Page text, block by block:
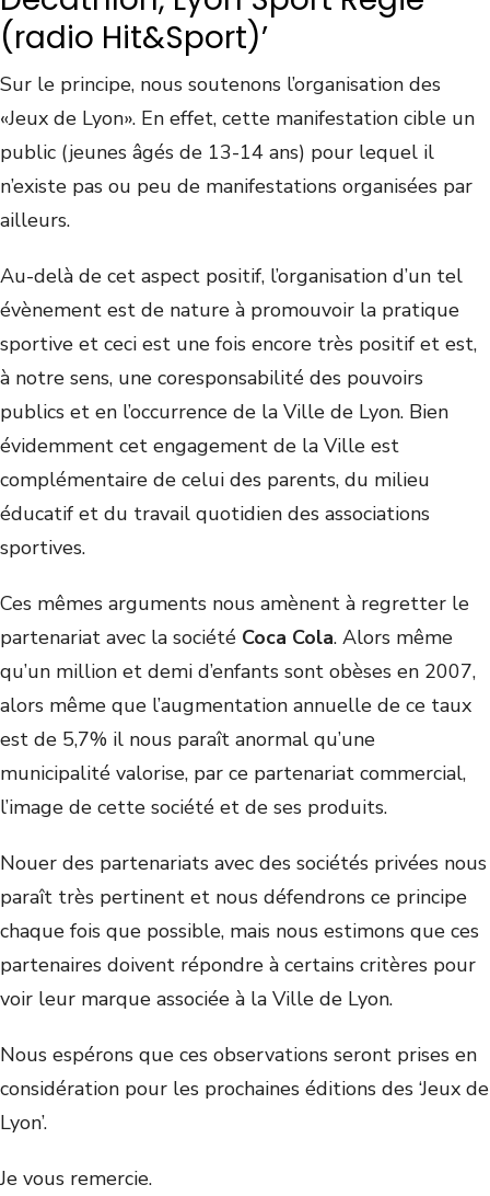
(radio Hit&Sport)’
Sur le principe, nous soutenons l’organisation des
«Jeux de Lyon». En effet, cette manifestation cible un
public (jeunes âgés de 13-14 ans) pour lequel il
n’existe pas ou peu de manifestations organisées par
ailleurs.
Au-delà de cet aspect positif, l’organisation d’un tel
évènement est de nature à promouvoir la pratique
sportive et ceci est une fois encore très positif et est,
à notre sens, une coresponsabilité des pouvoirs
publics et en l’occurrence de la Ville de Lyon. Bien
évidemment cet engagement de la Ville est
complémentaire de celui des parents, du milieu
éducatif et du travail quotidien des associations
sportives.
Ces mêmes arguments nous amènent à regretter le
partenariat avec la société Coca Cola. Alors même
qu’un million et demi d’enfants sont obèses en 2007,
alors même que l’augmentation annuelle de ce taux
est de 5,7% il nous paraît anormal qu’une
municipalité valorise, par ce partenariat commercial,
l’image de cette société et de ses produits.
Nouer des partenariats avec des sociétés privées nous
paraît très pertinent et nous défendrons ce principe
chaque fois que possible, mais nous estimons que ces
partenaires doivent répondre à certains critères pour
voir leur marque associée à la Ville de Lyon.
Nous espérons que ces observations seront prises en
considération pour les prochaines éditions des ‘Jeux de
Lyon’.
Je vous remercie.